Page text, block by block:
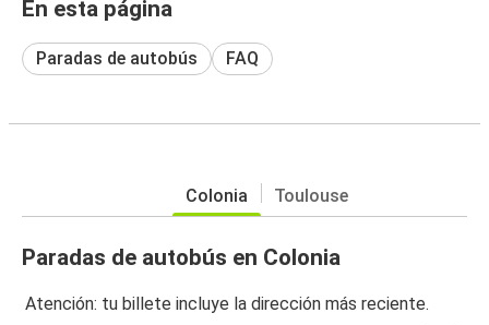
En esta página
Paradas de autobús FAQ
Colonia Toulouse
Paradas de autobús en Colonia
Atención: tu billete incluye la dirección más reciente.